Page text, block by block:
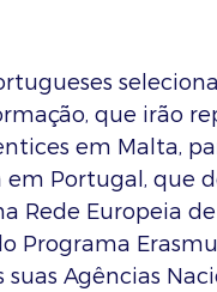
que irão
em Malta,
Portugal, que
Rede Europeia
suas Agências